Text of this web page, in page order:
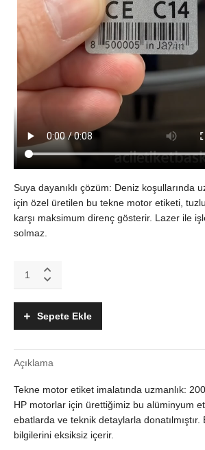
Suya dayanıklı çözüm: Deniz koşullarında
için özel üretilen bu tekne motor etiketi,
karşı maksimum direnç gösterir. Lazer ile
solmaz.
Mercury
2007
etiket
quantity
Sepete Ekle
Açıklama
Tekne motor etiket imalatında uzmanlık:
HP motorlar için ürettiğimiz bu alüminyum
ebatlarda ve teknik detaylarla
bilgilerini eksiksiz içerir.